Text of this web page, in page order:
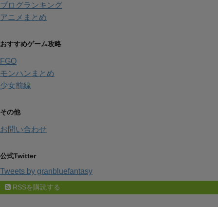
ブログランキング
アニメまとめ
おすすめゲーム攻略
FGO
モンハンまとめ
少女前線
その他
お問い合わせ
公式Twitter
Tweets by granbluefantasy
RSSを購読する